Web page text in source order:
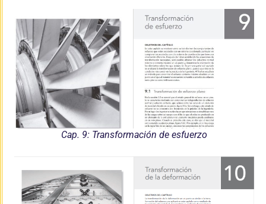
Cap. 9: Transformación de esfuerzo